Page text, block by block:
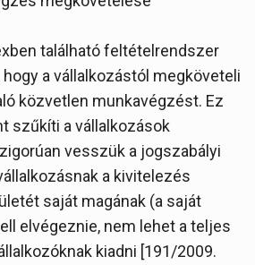
található feltételrendszer
a vállalkozástól megköveteli
közvetlen munkavégzést. Ez
szűkíti a vállalkozások
vesszük a jogszabályi
a kivitelezés
saját magának (a saját
elvégeznie, nem lehet a teljes
kiadni [191/2009.